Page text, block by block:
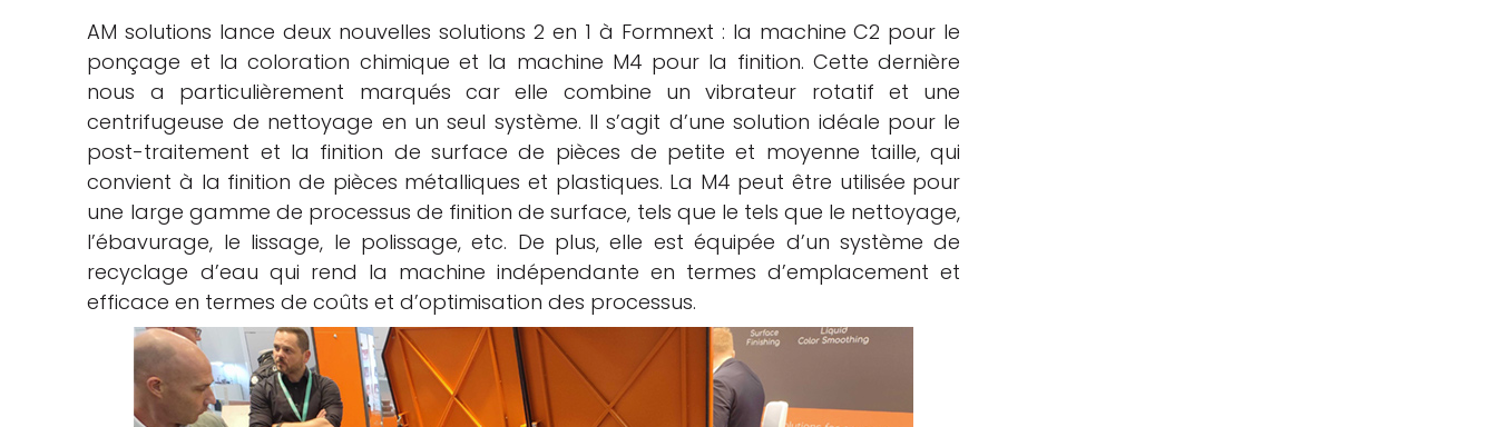
AM solutions lance deux nouvelles solutions 2 en 1 à Formnext : la machine C2 pour le
ponçage et la coloration chimique et la machine M4 pour la finition. Cette dernière
nous a particulièrement marqués car elle combine un vibrateur rotatif et une
centrifugeuse de nettoyage en un seul système. Il s’agit d’une solution idéale pour le
post-traitement et la finition de surface de pièces de petite et moyenne taille, qui
convient à la finition de pièces métalliques et plastiques. La M4 peut être utilisée pour
une large gamme de processus de finition de surface, tels que le tels que le nettoyage,
l’ébavurage, le lissage, le polissage, etc. De plus, elle est équipée d’un système de
recyclage d’eau qui rend la machine indépendante en termes d’emplacement et
efficace en termes de coûts et d’optimisation des processus.